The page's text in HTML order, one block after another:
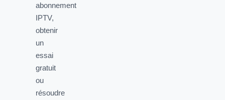
abonnement
IPTV,
obtenir
un
essai
gratuit
ou
résoudre